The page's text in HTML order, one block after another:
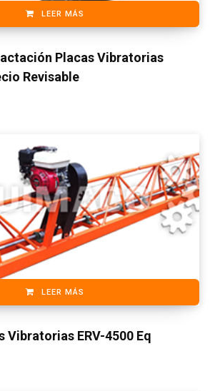
LEER MÁS
Placas Vibratorias
Revisable
LEER MÁS
Vibratorias ERV-4500 Eq